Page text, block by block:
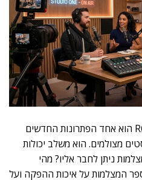
מיקסר ה – RØDECaster Video הוא אחד הפתרונות החדשים
מצולמים. הוא משלב יכולות
ניתן לחבר אליו? מהי
המצלמות על איכות ההפקה ועל